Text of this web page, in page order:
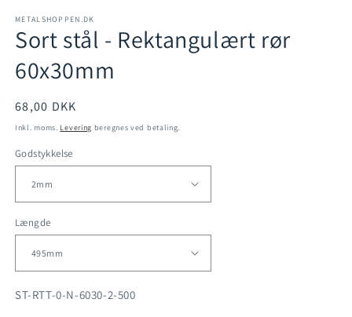
METALSHOPPEN.DK
Sort stål - Rektangulært rør
60x30mm
Normalpris
68,00 DKK
Inkl. moms. Levering beregnes ved betaling.
Godstykkelse
Længde
SKU:
ST-RTT-0-N-6030-2-500